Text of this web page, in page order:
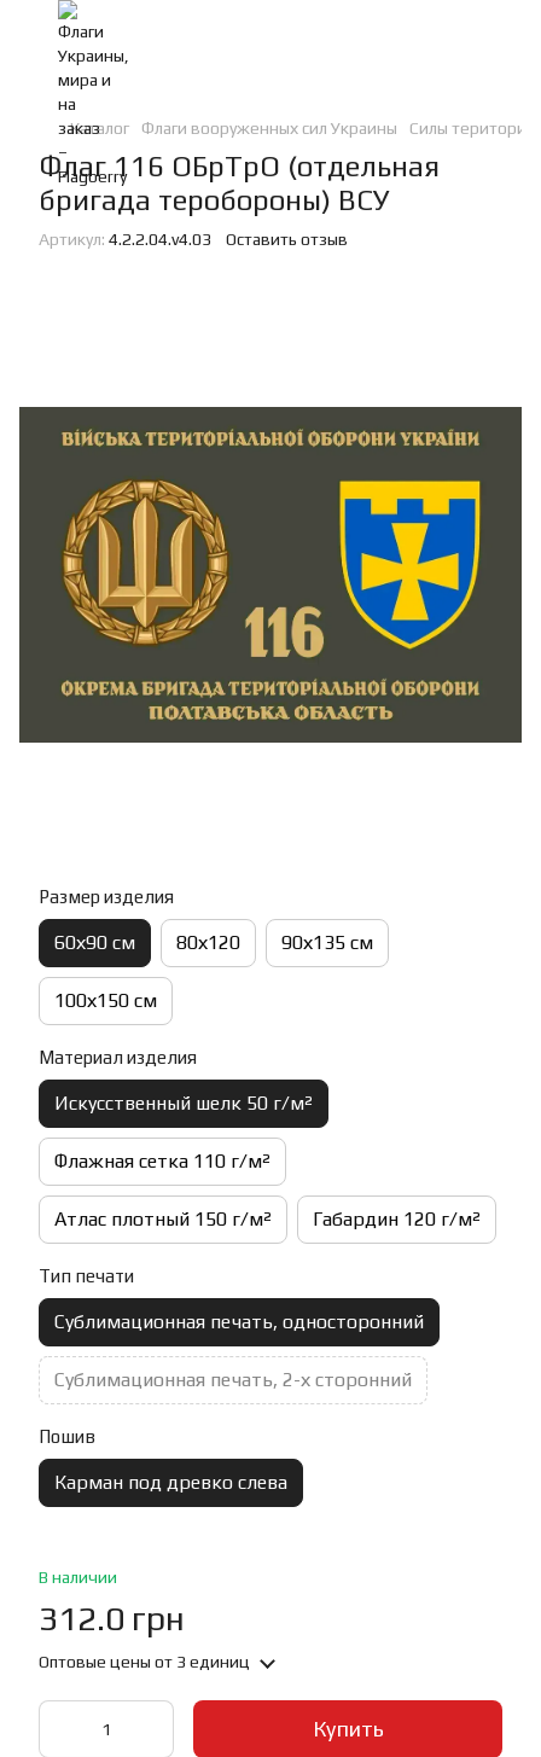
Каталог Флаги вооруженных сил Украины Силы
Флаг 116 ОБрТрО (отдельная
бригада теробороны) ВСУ
Артикул: 4.2.2.04.v4.03 Оставить отзыв
Размер изделия
60х90 см 80х120 90х135 см
100х150 см
Материал изделия
Искусственный шелк 50 г/м²
Флажная сетка 110 г/м²
Атлас плотный 150 г/м² Габардин 120 г/м²
Тип печати
Сублимационная печать, односторонний
Сублимационная печать, 2-х сторонний
Пошив
Карман под древко слева
В наличии
312.0 грн
Оптовые цены от 3 единиц
Купить